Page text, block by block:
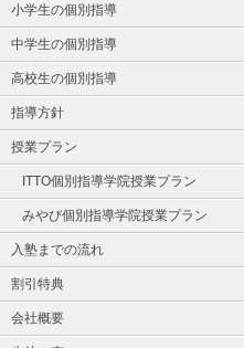
小学生の個別指導
中学生の個別指導
高校生の個別指導
指導方針
授業プラン
ITTO個別指導学院授業プラン
みやび個別指導学院授業プラン
入塾までの流れ
割引特典
会社概要